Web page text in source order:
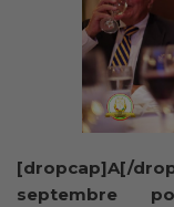
[dropcap]A[/
septembre